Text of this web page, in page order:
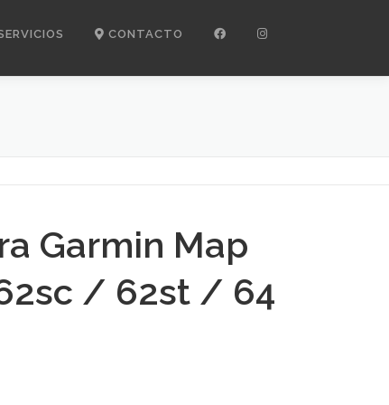
CONTACTO
Garmin Map
/ 62st / 64